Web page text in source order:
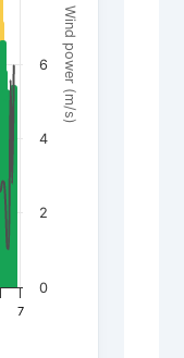
Wind power (m/s)
7
0
2
4
6